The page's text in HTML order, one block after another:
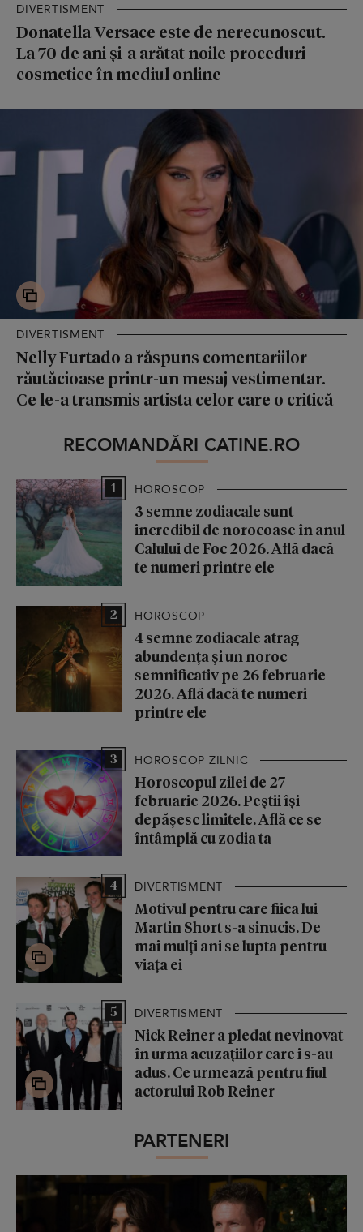
DIVERTISMENT
Donatella Versace este de nerecunoscut.
La 70 de ani și-a arătat noile proceduri
cosmetice în mediul online
DIVERTISMENT
Nelly Furtado a răspuns comentariilor
răutăcioase printr-un mesaj vestimentar.
Ce le-a transmis artista celor care o critică
RECOMANDĂRI CATINE.RO
1 HOROSCOP
3 semne zodiacale sunt
incredibil de norocoase în anul
Calului de Foc 2026. Află dacă
te numeri printre ele
2 HOROSCOP
4 semne zodiacale atrag
abundența și un noroc
semnificativ pe 26 februarie
2026. Află dacă te numeri
printre ele
3 HOROSCOP ZILNIC
Horoscopul zilei de 27
februarie 2026. Peștii își
depășesc limitele. Află ce se
întâmplă cu zodia ta
4 DIVERTISMENT
Motivul pentru care fiica lui
Martin Short s-a sinucis. De
mai mulți ani se lupta pentru
viața ei
5 DIVERTISMENT
Nick Reiner a pledat nevinovat
în urma acuzațiilor care i s-au
adus. Ce urmează pentru fiul
actorului Rob Reiner
PARTENERI